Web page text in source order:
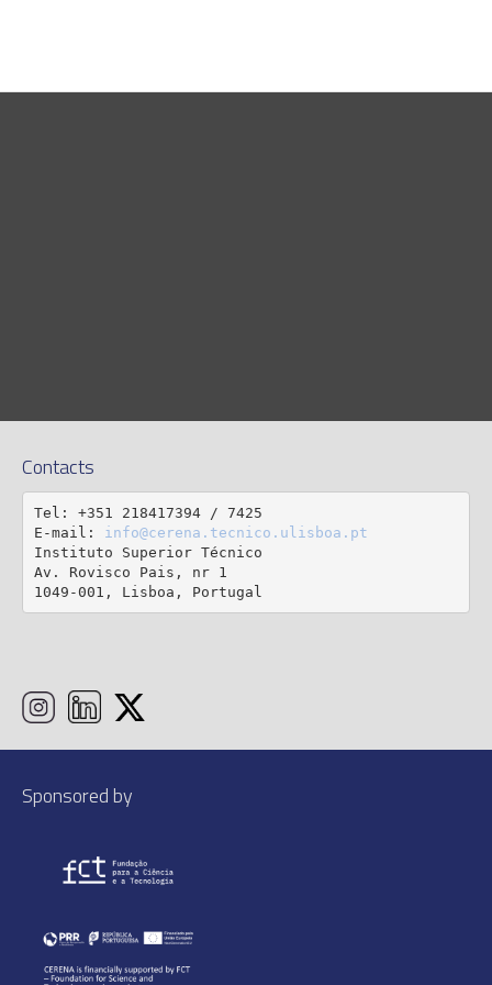
Contacts
Tel: +351 218417394 / 7425
E-mail: info@cerena.tecnico.ulisboa.pt
Instituto Superior Técnico
Av. Rovisco Pais, nr 1
1049-001, Lisboa, Portugal
Sponsored by